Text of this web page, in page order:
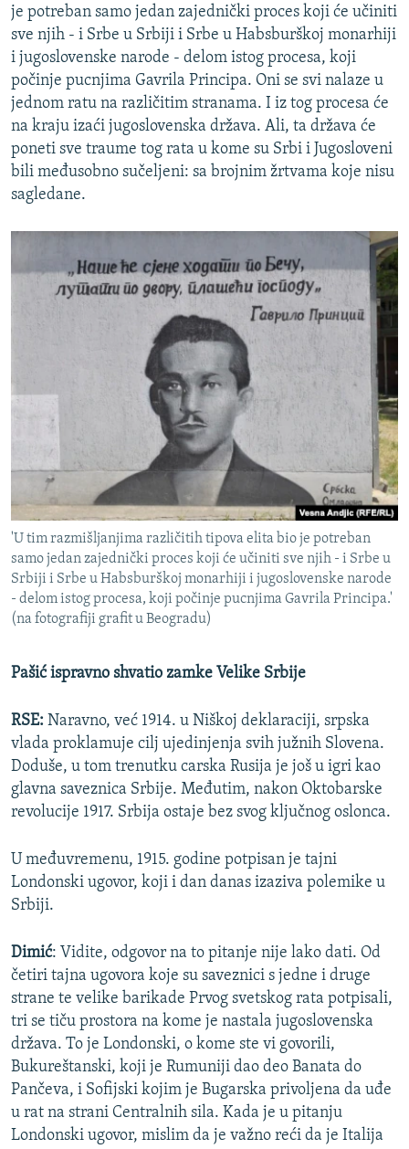
je potreban samo jedan zajednički proces koji će učiniti
sve njih - i Srbe u Srbiji i Srbe u Habsburškoj monarhiji
i jugoslovenske narode - delom istog procesa, koji
počinje pucnjima Gavrila Principa. Oni se svi nalaze u
jednom ratu na različitim stranama. I iz tog procesa će
na kraju izaći jugoslovenska država. Ali, ta država će
poneti sve traume tog rata u kome su Srbi i Jugosloveni
bili međusobno sučeljeni: sa brojnim žrtvama koje nisu
sagledane.
'U tim razmišljanjima različitih tipova elita bio je potreban
samo jedan zajednički proces koji će učiniti sve njih - i Srbe u
Srbiji i Srbe u Habsburškoj monarhiji i jugoslovenske narode
- delom istog procesa, koji počinje pucnjima Gavrila Principa.'
(na fotografiji grafit u Beogradu)
Pašić ispravno shvatio zamke Velike Srbije
RSE: Naravno, već 1914. u Niškoj deklaraciji, srpska
vlada proklamuje cilj ujedinjenja svih južnih Slovena.
Doduše, u tom trenutku carska Rusija je još u igri kao
glavna saveznica Srbije. Međutim, nakon Oktobarske
revolucije 1917. Srbija ostaje bez svog ključnog oslonca.
U međuvremenu, 1915. godine potpisan je tajni
Londonski ugovor, koji i dan danas izaziva polemike u
Srbiji.
Dimić: Vidite, odgovor na to pitanje nije lako dati. Od
četiri tajna ugovora koje su saveznici s jedne i druge
strane te velike barikade Prvog svetskog rata potpisali,
tri se tiču prostora na kome je nastala jugoslovenska
država. To je Londonski, o kome ste vi govorili,
Bukureštanski, koji je Rumuniji dao deo Banata do
Pančeva, i Sofijski kojim je Bugarska privoljena da uđe
u rat na strani Centralnih sila. Kada je u pitanju
Londonski ugovor, mislim da je važno reći da je Italija